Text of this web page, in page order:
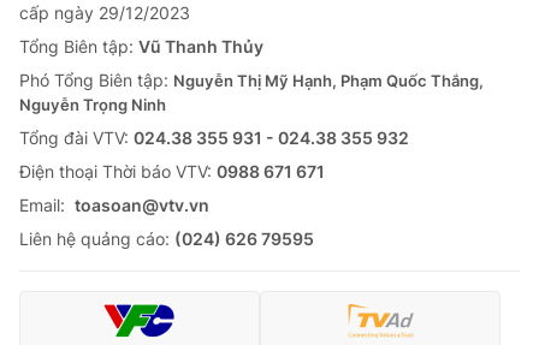
cấp ngày 29/12/2023
Tổng Biên tập: Vũ Thanh Thủy
Phó Tổng Biên tập: Nguyễn Thị Mỹ Hạnh, Phạm Quốc Thắng,
Nguyễn Trọng Ninh
Tổng đài VTV: 024.38 355 931 - 024.38 355 932
Ðiện thoại Thời báo VTV: 0988 671 671
Email: toasoan@vtv.vn
Liên hệ quảng cáo: (024) 626 79595